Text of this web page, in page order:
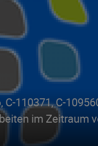
C-110371, C-
im Zeitraum